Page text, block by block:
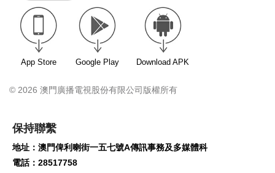
App Store Google Play Download APK
© 2026 澳門廣播電視股份有限公司版權所有
保持聯繫
地址：澳門俾利喇街一五七號A傳訊事務及多媒體科
電話：28517758